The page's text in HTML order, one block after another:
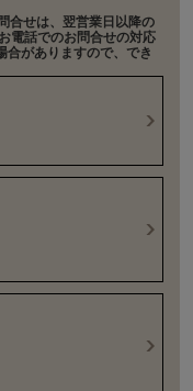
合せは、翌営業日以降の
電話でのお問合せの対応
合がありますので、でき